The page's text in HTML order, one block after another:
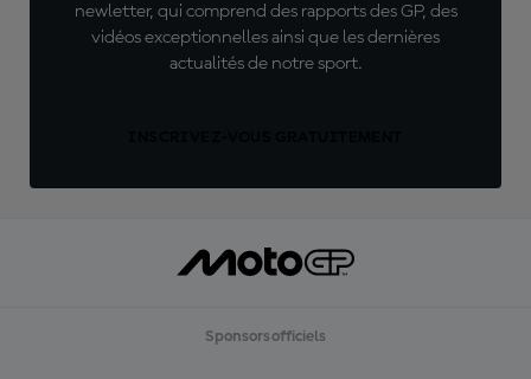
newletter, qui comprend des rapports des GP, des
vidéos exceptionnelles ainsi que les dernières
actualités de notre sport.
Sponsors officiels